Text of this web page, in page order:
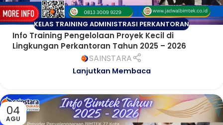
KELAS TRAINING ADMINISTRASI PERKANTORAN
Info Training Pengelolaan Proyek Kecil di
Lingkungan Perkantoran Tahun 2025 – 2026
SAINSTARA
Lanjutkan Membaca
04
AGU